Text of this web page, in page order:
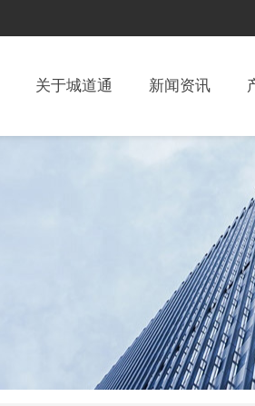
关于城道通 新闻资讯